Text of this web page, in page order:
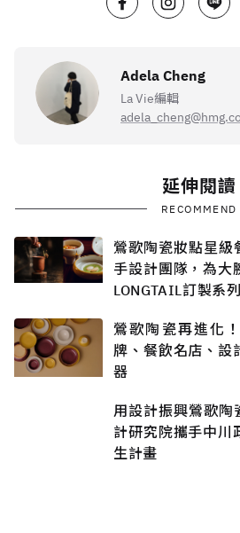
Adela Cheng
La Vie編輯
延伸閱讀
RECOMMEND
鶯歌陶瓷妝點星
手設計團隊，為大
LONGTAIL訂製系
鶯歌陶瓷再進化
牌、餐飲名店、設
器
用設計振興鶯歌
計研究院攜手中川
生計畫